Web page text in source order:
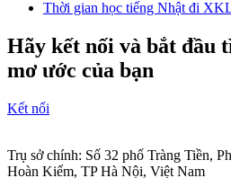
Thời gian học tiếng Nhật đi
Hãy kết nối và bắt đầu
mơ ước của bạn
Kết nối
Trụ sở chính: Số 32 phố Tràng Tiền,
Hoàn Kiếm, TP Hà Nội, Việt Nam